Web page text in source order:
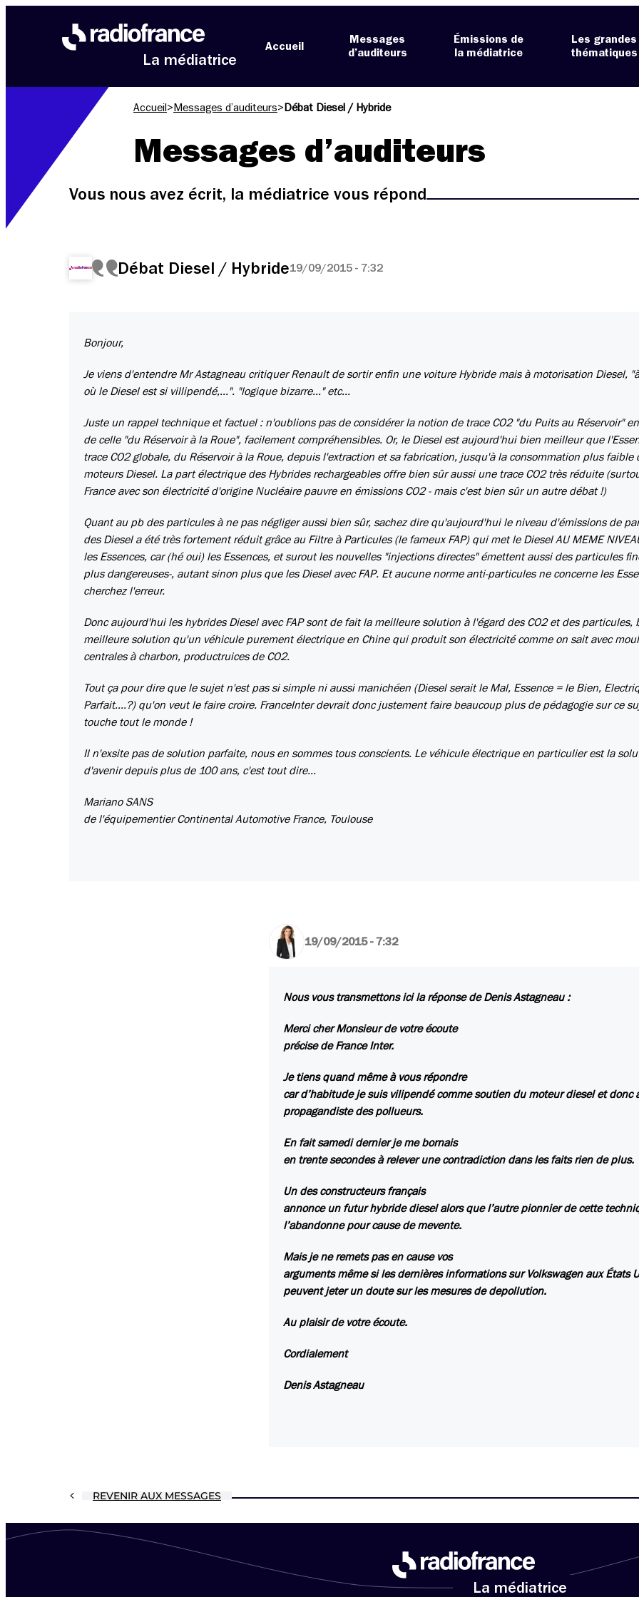
La médiatrice
Accueil
Messages
d’auditeurs
Émissions de
la médiatrice
Les grandes
thématiques
Accueil > Messages d’auditeurs> Débat Diesel / Hybride
Messages d’auditeurs
Vous nous avez écrit, la médiatrice vous répond
Débat Diesel / Hybride19/09/2015 - 7:32
Bonjour,
Je viens d'entendre Mr Astagneau critiquer Renault de sortir enfin une voiture Hybride mais à motorisation Diesel,
où le Diesel est si villipendé,...". "logique bizarre..." etc...
Juste un rappel technique et factuel : n'oublions pas de considérer la notion de trace CO2 "du Puits au Réservoir"
de celle "du Réservoir à la Roue", facilement compréhensibles. Or, le Diesel est aujourd'hui bien meilleur que
trace CO2 globale, du Réservoir à la Roue, depuis l'extraction et sa fabrication, jusqu'à la consommation plus faible
moteurs Diesel. La part électrique des Hybrides rechargeables offre bien sûr aussi une trace CO2 très réduite
France avec son électricité d'origine Nucléaire pauvre en émissions CO2 - mais c'est bien sûr un autre débat !)
Quant au pb des particules à ne pas négliger aussi bien sûr, sachez dire qu'aujourd'hui le niveau d'émissions de
des Diesel a été très fortement réduit grâce au Filtre à Particules (le fameux FAP) qui met le Diesel AU MEME
les Essences, car (hé oui) les Essences, et surout les nouvelles "injections directes" émettent aussi des particules
plus dangereuses-, autant sinon plus que les Diesel avec FAP. Et aucune norme anti-particules ne concerne les
cherchez l'erreur.
Donc aujourd'hui les hybrides Diesel avec FAP sont de fait la meilleure solution à l'égard des CO2 et des particules,
meilleure solution qu'un véhicule purement électrique en Chine qui produit son électricité comme on sait avec
centrales à charbon, productruices de CO2.
Tout ça pour dire que le sujet n'est pas si simple ni aussi manichéen (Diesel serait le Mal, Essence = le Bien,
Parfait....?) qu'on veut le faire croire. FranceInter devrait donc justement faire beaucoup plus de pédagogie sur ce
touche tout le monde !
Il n'exsite pas de solution parfaite, nous en sommes tous conscients. Le véhicule électrique en particulier est la
d'avenir depuis plus de 100 ans, c'est tout dire...
Mariano SANS
de l'équipementier Continental Automotive France, Toulouse
19/09/2015 - 7:32
Nous vous transmettons ici la réponse de Denis Astagneau :
Merci cher Monsieur de votre écoute
précise de France Inter.
Je tiens quand même à vous répondre
car d’habitude je suis vilipendé comme soutien du moteur diesel et donc
propagandiste des pollueurs.
En fait samedi dernier je me bornais
en trente secondes à relever une contradiction dans les faits rien de plus.
Un des constructeurs français
annonce un futur hybride diesel alors que l’autre pionnier de cette
l’abandonne pour cause de mevente.
Mais je ne remets pas en cause vos
arguments même si les dernières informations sur Volkswagen aux États
peuvent jeter un doute sur les mesures de depollution.
Au plaisir de votre écoute.
Cordialement
Denis Astagneau
REVENIR AUX MESSAGES
La médiatrice